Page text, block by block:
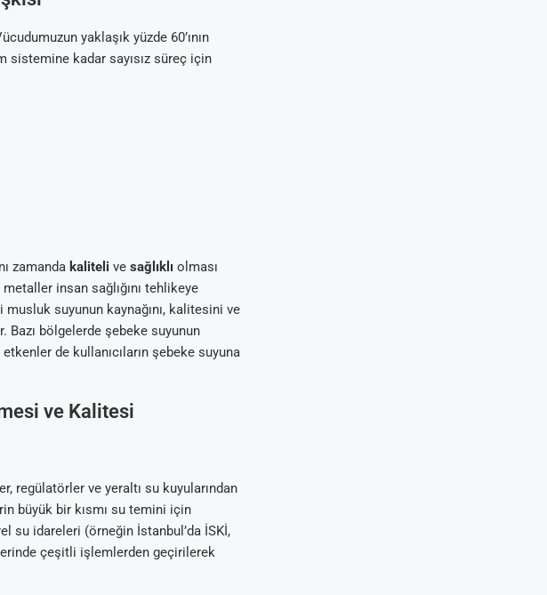
yaklaşık yüzde 60’ının
kadar sayısız süreç için
zamanda kaliteli ve sağlıklı olması
insan sağlığını tehlikeye
suyunun kaynağını, kalitesini ve
Bazı bölgelerde şebeke suyunun
de kullanıcıların şebeke suyuna
ve Kalitesi
regülatörler ve yeraltı su kuyularından
büyük bir kısmı su temini için
su idareleri (örneğin İstanbul’da İSKİ,
çeşitli işlemlerden geçirilerek